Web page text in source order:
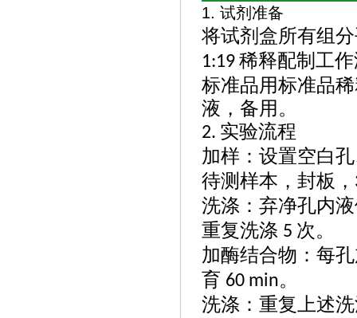
1. 试剂准备
将试剂盒所有组
1:19 稀释配制工
标准品用标准品
液，备用。
2. 实验流程
加样：设置空白
待测样本，封板，
洗涤：弃净孔内
重复洗涤 5 次。
加酶结合物：每
育 60 min。
洗涤：重复上述